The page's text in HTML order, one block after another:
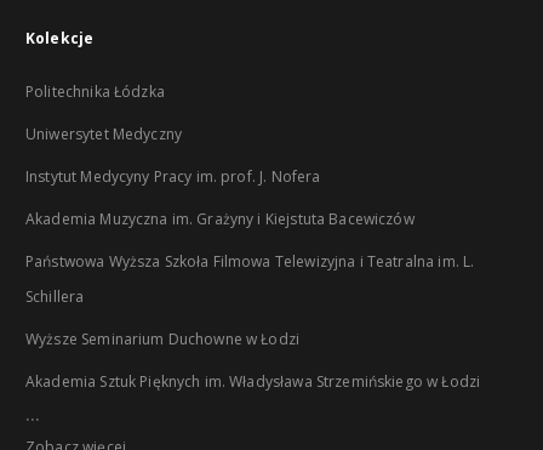
Kolekcje
Politechnika Łódzka
Uniwersytet Medyczny
Instytut Medycyny Pracy im. prof. J. Nofera
Akademia Muzyczna im. Grażyny i Kiejstuta Bacewiczów
Państwowa Wyższa Szkoła Filmowa Telewizyjna i Teatralna im. L.
Schillera
Wyższe Seminarium Duchowne w Łodzi
Akademia Sztuk Pięknych im. Władysława Strzemińskiego w Łodzi
...